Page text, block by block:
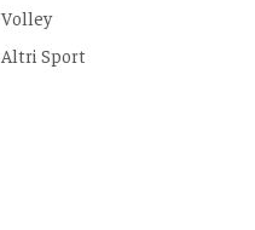
Volley
Altri Sport